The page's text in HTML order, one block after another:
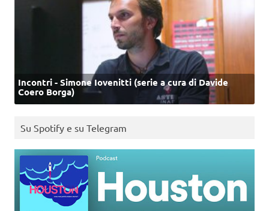
Incontri - Simone Iovenitti (serie a cura di Davide
Coero Borga)
Su Spotify e su Telegram